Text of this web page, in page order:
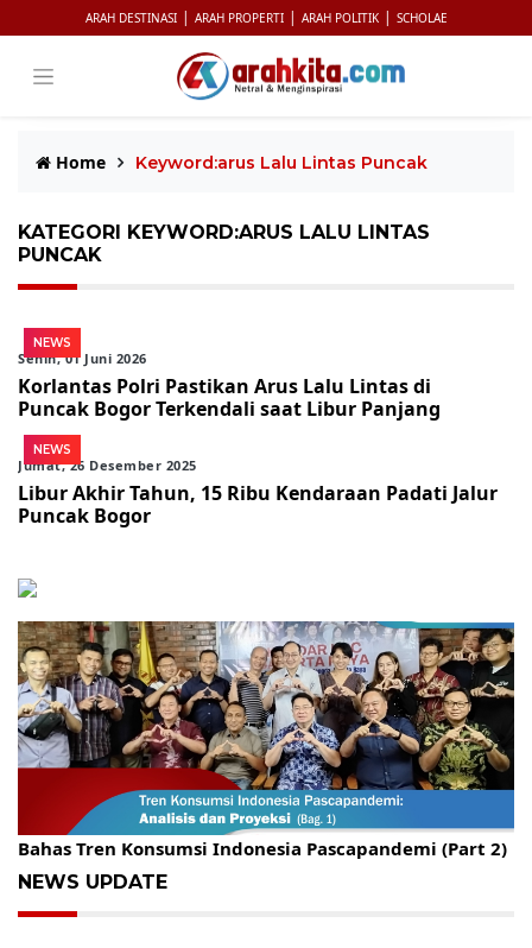
ARAH DESTINASI | ARAH PROPERTI | ARAH POLITIK | SCHOLAE
Home Keyword:arus Lalu Lintas Puncak
KATEGORI KEYWORD:ARUS LALU LINTAS
PUNCAK
NEWS
Senin, 01 Juni 2026
Korlantas Polri Pastikan Arus Lalu Lintas di
Puncak Bogor Terkendali saat Libur Panjang
NEWS
Jumat, 26 Desember 2025
Libur Akhir Tahun, 15 Ribu Kendaraan Padati Jalur
Puncak Bogor
Gelar Kopdar, KBC Jakarta Raya Hadirkan Pakar Ritel
Bahas Tren Konsumsi Indonesia Pascapandemi (Part 2)
NEWS UPDATE